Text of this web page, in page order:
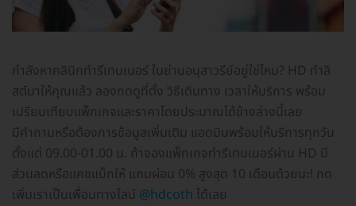
กำลังหาคลินิกทำรีเทนเนอร์ ในย่านอนุสาวรีย์อยู่ใช่ไหม? HD ทำลิ
สต์มาให้คุณแล้ว ลองกดดูที่ตั้ง วิธีเดินทาง เวลาให้บริการ พร้อม
เปรียบเทียบแพ็กเกจและราคาโดยประมาณได้ข้างล่างนี้เลย
มีคำถามหรือต้องการข้อมูลเพิ่มเติม แอดมินพร้อมให้บริการทุกวัน
ตั้งแต่ 09.00-01.00 น. ถ้าจองแพ็กเกจทำรีเทนเนอร์ผ่าน HD มี
ส่วนลดหรือแคชแบ็กให้ แถมผ่อน 0% สูงสุด 10 เดือนด้วยนะ! กด
เพิ่มเราเป็นเพื่อนทางไลน์ @hdcoth ได้เลย